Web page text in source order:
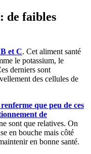
de faibles
et C. Cet aliment santé
le potassium, le
derniers sont
des cellules de
que peu de ces
de
sont que relatives. On
en bouche mais côté
en bonne santé.